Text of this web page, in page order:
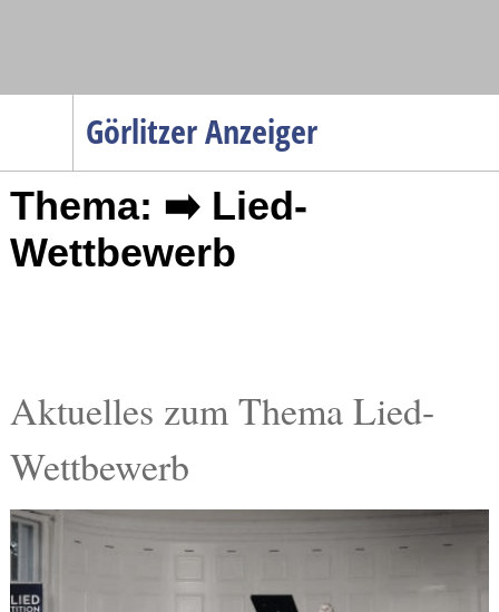
Görlitzer Anzeiger
Menüpunkte
Startseite
Gesellschaft
Gesundheit
Kultur
Thema: ➡️ Lied-
Wettbewerb
Aktuelles zum Thema Lied-
Wettbewerb